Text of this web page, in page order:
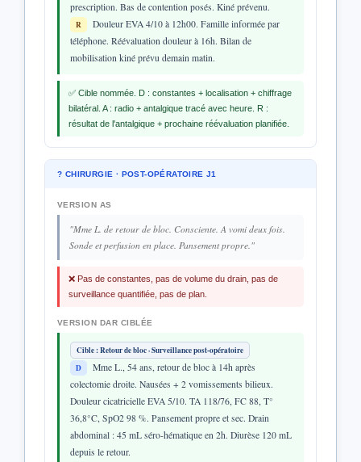
prescription. Bas de contention posés. Kiné prévenu.
R
Douleur EVA 4/10 à 12h00. Famille informée par
téléphone. Réévaluation douleur à 16h. Bilan de
mobilisation kiné prévu demain matin.
✅ Cible nommée. D : constantes + localisation + chiffrage
bilatéral. A : radio + antalgique tracé avec heure. R :
résultat de l'antalgique + prochaine réévaluation planifiée.
? CHIRURGIE · POST-OPÉRATOIRE J1
VERSION AS
"Mme L. de retour de bloc. Consciente. A vomi deux fois.
Sonde et perfusion en place. Pansement propre."
❌ Pas de constantes, pas de volume du drain, pas de
surveillance quantifiée, pas de plan.
VERSION DAR CIBLÉE
Cible : Retour de bloc · Surveillance post-opératoire
D
Mme L., 54 ans, retour de bloc à 14h après
colectomie droite. Nausées + 2 vomissements bilieux.
Douleur cicatricielle EVA 5/10. TA 118/76, FC 88, T°
36,8°C, SpO2 98 %. Pansement propre et sec. Drain
abdominal : 45 mL séro-hématique en 2h. Diurèse 120 mL
depuis le retour.